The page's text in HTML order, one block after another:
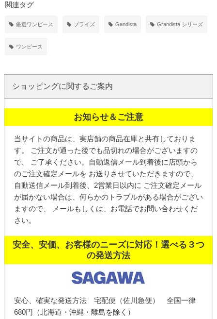
関連タグ
厳選ワンピース プライズ Gandista Grandista シリーズ
ワンピース
ショッピングに関するご案内
お知らせ＆ご注意
当サイトの商品は、実店舗の商品在庫と共有しておりま
す。 ご注文が通った後でも品切れの場合がございますの
で、 ご了承ください。
自動返信メール到着後に店頭から
のご注文確定メールを お送りさせていただきますので、
自動送信メール到着後、2営業日以内に ご注文確定メール
が届かない場合は、何らかのトラブルがある場合がござい
ますので、 メールもしくは、お電話でお問い合わせくだ
さい。
安全、安価、お客様のニーズに対応！選べる３つ
の発送方法
安心、確実な発送方法 宅配便（佐川急便） 全国一律
680円（北海道・沖縄・離島を除く）